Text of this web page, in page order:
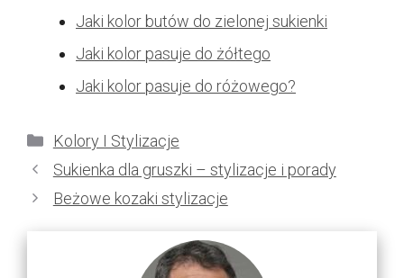
Jaki kolor butów do zielonej sukienki
Jaki kolor pasuje do żółtego
Jaki kolor pasuje do różowego?
Kategorie
Kolory I Stylizacje
Sukienka dla gruszki – stylizacje i porady
Beżowe kozaki stylizacje